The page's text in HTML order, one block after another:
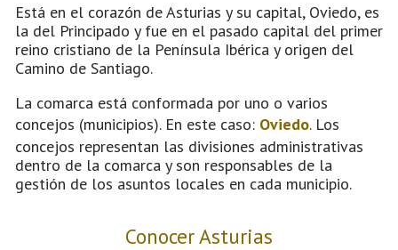
Está en el corazón de Asturias y su capital, Oviedo, es
la del Principado y fue en el pasado capital del primer
reino cristiano de la Península Ibérica y origen del
Camino de Santiago.
La comarca está conformada por uno o varios
concejos (municipios). En este caso: Oviedo. Los
concejos representan las divisiones administrativas
dentro de la comarca y son responsables de la
gestión de los asuntos locales en cada municipio.
Conocer Asturias